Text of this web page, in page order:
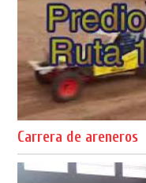
Carrera de areneros